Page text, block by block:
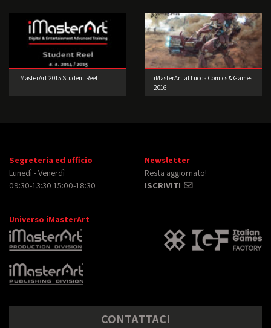
iMasterArt 2015 Student Reel
iMasterArt al Lucca Comics & Games
2016
Segreteria ed ufficio
Lunedì - Venerdì
09:30-13:30 15:00-18:30
Newsletter
Resta aggiornato!
ISCRIVITI
Universo iMasterArt
CONTATTACI